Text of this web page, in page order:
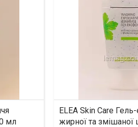
мл
ELEA Skin Care
жирної та змішаної